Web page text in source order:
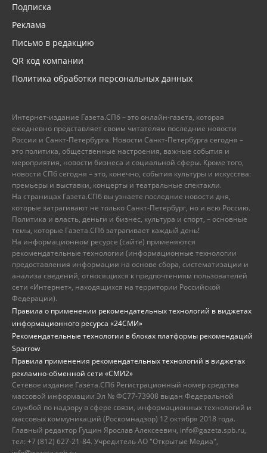
Подписка
Реклама
Письмо в редакцию
QR код компании
Политика обработки персональных данных
Интернет-издание Газета.СПб – это онлайн-газета, которая
ежедневно представляет своим читателям последние новости
России и Санкт-Петербурга. Новости Санкт-Петербурга сегодня –
это политика, общественные настроения, важные события и
мероприятия, новости бизнеса и социальной сферы. Кроме того,
новости СПб сегодня – это, конечно, события культуры и искусства:
премьеры и выставки, концерты и театральные спектакли.
На страницах Газета.СПб вы узнаете последние новости дня,
которые затрагивают не только Санкт-Петербург, но и всю Россию.
Политика и власть, деньги и бизнес, культура и спорт, – основные
темы, которые Газета.СПб затрагивает каждый день!
На информационном ресурсе (сайте) применяются
рекомендательные технологии (информационные технологии
предоставления информации на основе сбора, систематизации и
анализа сведений, относящихся к предпочтениям пользователей
сети «Интернет», находящихся на территории Российской
Федерации).
Правила о применении рекомендательных технологий в виджетах
информационного ресурса «24СМИ»
Рекомендательные технологии в блоках платформы рекомендаций
Sparrow
Правила применения рекомендательных технологий в виджетах
рекламно-обменной сети «СМИ2»
Сетевое издание Газета.СПб Регистрационный номер средства
массовой информации Эл № ФС77-73908 выдан Федеральной
службой по надзору в сфере связи, информационных технологий и
массовых коммуникаций (Роскомнадзор) 12 октября 2018 года.
Главный редактор Гущин Ярослав Алексеевич, info@gazeta.spb.ru,
тел: +7 (812) 627-21-84. Учредитель АО "Открытые Медиа",